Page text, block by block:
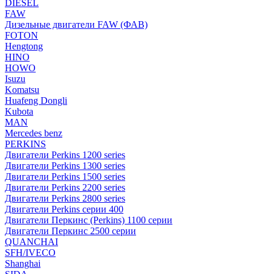
DIESEL
FAW
Дизельные двигатели FAW (ФАВ)
FOTON
Hengtong
HINO
HOWO
Isuzu
Komatsu
Huafeng Dongli
Kubota
MAN
Mercedes benz
PERKINS
Двигатели Perkins 1200 series
Двигатели Perkins 1300 series
Двигатели Perkins 1500 series
Двигатели Perkins 2200 series
Двигатели Perkins 2800 series
Двигатели Perkins серии 400
Двигатели Перкинс (Perkins) 1100 серии
Двигатели Перкинс 2500 серии
QUANCHAI
SFH/IVECO
Shanghai